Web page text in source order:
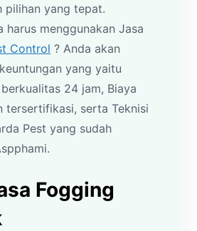
pilihan yang tepat.
harus menggunakan Jasa
Control ? Anda akan
yang yaitu
24 jam, Biaya
tersertifikasi, serta Teknisi
Pest yang sudah
Fogging